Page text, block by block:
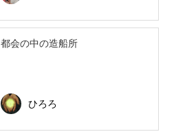
都会の中の造船所
ひろろ